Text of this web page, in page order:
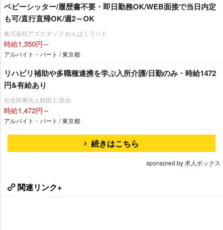
ベビーシッター/履歴書不要・即日勤務OK/WEB面接で当日内定
も可/直行直帰OK/週2～OK
株式会社アズスタッフ わんぱくランド
時給1,350円～
アルバイト・パート / 東京都
リハビリ補助や多職種連携を学ぶ入所介護/日勤のみ・時給1472
円&有給あり
社会医療法人財団 仁医会
時給1,472円～
アルバイト・パート / 東京都
続きはこちら
sponsored by 求人ボックス
関連リンク+